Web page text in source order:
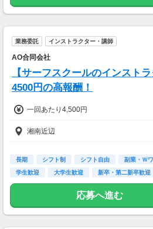
業務委託 インストラクター・講師
AO合同会社
【サーフスクールのインスト
4500円の高報酬！
一回あたり4,500円
湘南近辺
長期 シフト制 シフト自由 副業・Ｗ
学生歓迎
大学生歓迎 新卒・第二新卒歓迎
応募へ進む